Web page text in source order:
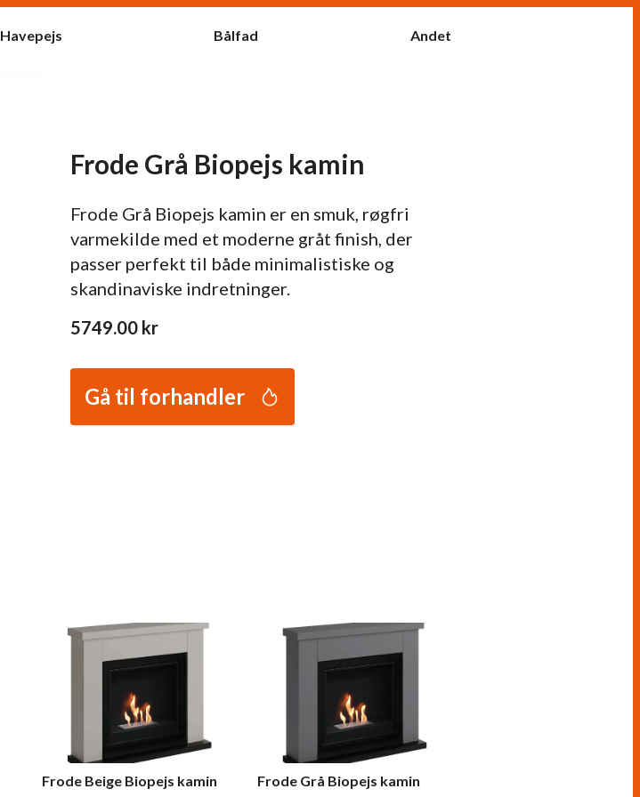
Havepejs Bålfad Andet
Frode Grå Biopejs kamin
Frode Grå Biopejs kamin er en smuk, røgfri
varmekilde med et moderne gråt finish, der
passer perfekt til både minimalistiske og
skandinaviske indretninger.
5749.00 kr
Gå til forhandler
Frode Beige Biopejs kamin Frode Grå Biopejs kamin